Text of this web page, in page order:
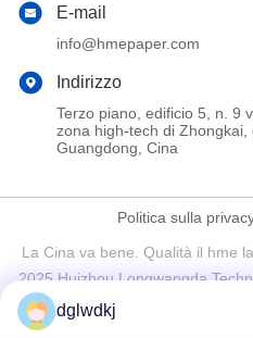
E-mail
info@hmepaper.com
Indirizzo
Terzo piano, edificio 5, n. 9
zona high-tech di
Guangdong, Cina
Politica sulla
La Cina va bene. Qualità il hme
2025 Huizhou Longwangda
dglwdkj